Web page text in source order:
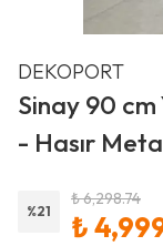
DEKOPORT
Sinay 90
- Hasır
%21
₺ 6,298.74
₺